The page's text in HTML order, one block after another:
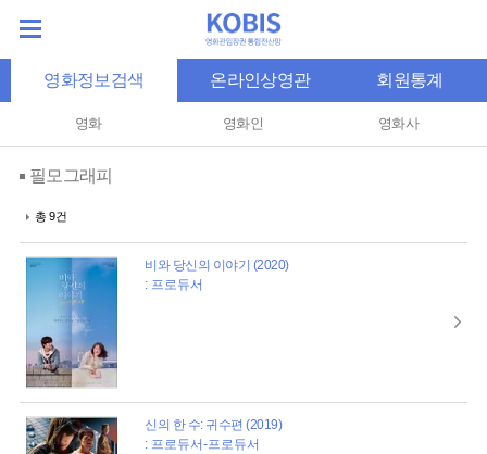
영화정보검색 온라인상영관 회원통계
영화 영화인 영화사
필모그래피
총 9건
비와 당신의 이야기 (2020)
: 프로듀서
신의 한 수: 귀수편 (2019)
: 프로듀서-프로듀서